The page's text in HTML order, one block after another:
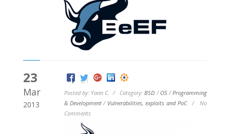
23
Mar
2013
Posted by: Yann C. / Category:BSD / OS/Programming
& Development/ Vulnerabilities, exploits and PoC/No
Comments